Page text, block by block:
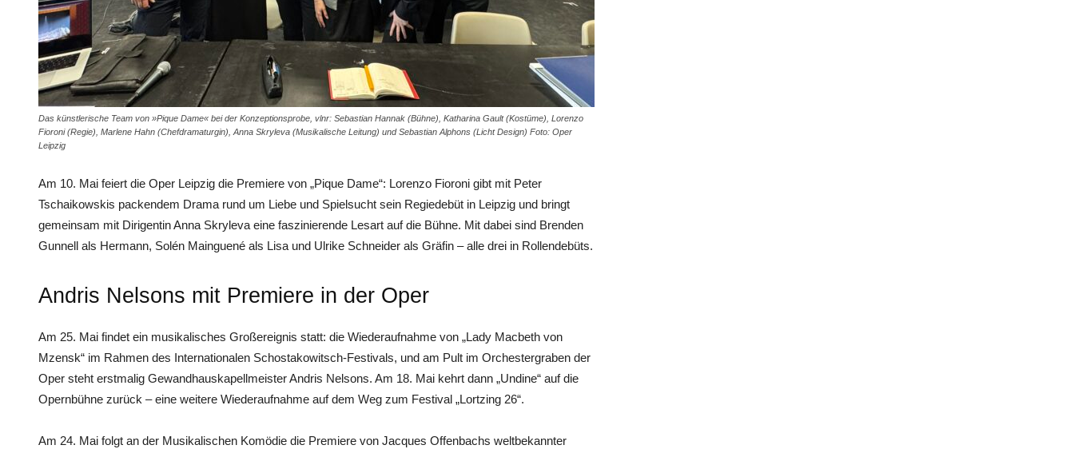
Das künstlerische Team von »Pique Dame« bei der Konzeptionsprobe, vlnr: Sebastian Hannak (Bühne), Katharina Gault (Kostüme), Lorenzo
Fioroni (Regie), Marlene Hahn (Chefdramaturgin), Anna Skryleva (Musikalische Leitung) und Sebastian Alphons (Licht Design) Foto: Oper
Leipzig
Am 10. Mai feiert die Oper Leipzig die Premiere von „Pique Dame“: Lorenzo Fioroni gibt mit Peter
Tschaikowskis packendem Drama rund um Liebe und Spielsucht sein Regiedebüt in Leipzig und bringt
gemeinsam mit Dirigentin Anna Skryleva eine faszinierende Lesart auf die Bühne. Mit dabei sind Brenden
Gunnell als Hermann, Solén Mainguené als Lisa und Ulrike Schneider als Gräfin – alle drei in Rollendebüts.
Andris Nelsons mit Premiere in der Oper
Am 25. Mai findet ein musikalisches Großereignis statt: die Wiederaufnahme von „Lady Macbeth von
Mzensk“ im Rahmen des Internationalen Schostakowitsch-Festivals, und am Pult im Orchestergraben der
Oper steht erstmalig Gewandhauskapellmeister Andris Nelsons. Am 18. Mai kehrt dann „Undine“ auf die
Opernbühne zurück – eine weitere Wiederaufnahme auf dem Weg zum Festival „Lortzing 26“.
Am 24. Mai folgt an der Musikalischen Komödie die Premiere von Jacques Offenbachs weltbekannter